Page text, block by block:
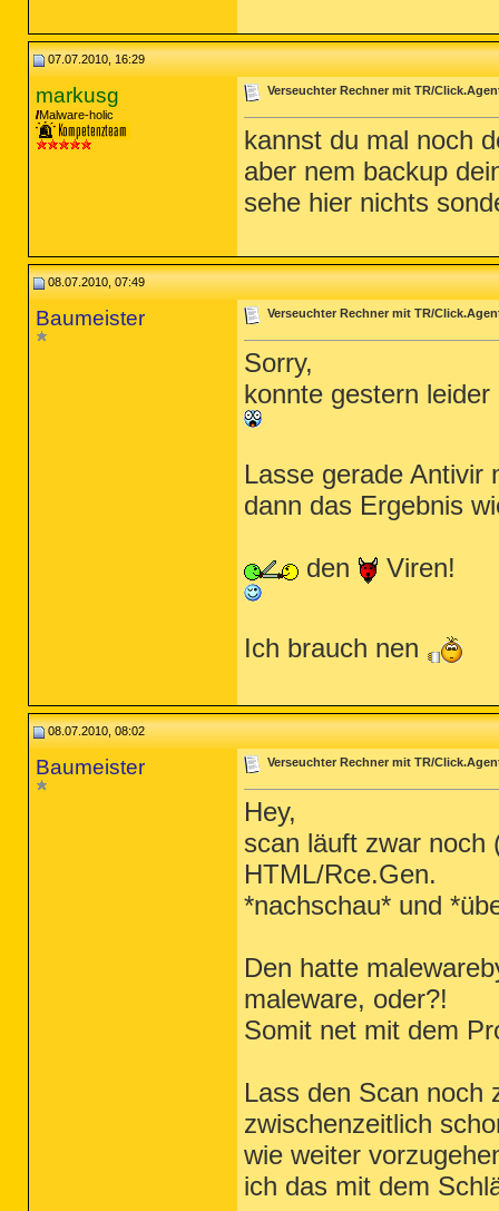
07.07.2010, 16:29
markusg
Malware-holic
Verseuchter Rechner mit TR/
kannst du mal noch
aber nem backup
sehe hier nichts
08.07.2010, 07:49
Baumeister Verseuchter Rechner mit TR/
Sorry,
konnte gestern
Lasse gerade Antivir
dann das Ergebnis
den Viren!
Ich brauch nen
08.07.2010, 08:02
Baumeister Verseuchter Rechner mit TR/
Hey,
scan läuft zwar noch
HTML/Rce.Gen.
*nachschau* und
Den hatte
maleware, oder?!
Somit net mit dem
Lass den Scan noch
zwischenzeitlich
wie weiter
ich das mit dem